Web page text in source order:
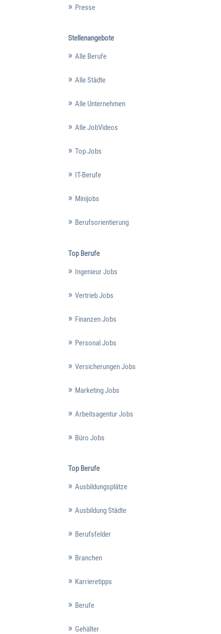
Presse
Stellenangebote
Alle Berufe
Alle Städte
Alle Unternehmen
Alle JobVideos
Top Jobs
IT-Berufe
Minijobs
Berufsorientierung
Top Berufe
Ingenieur Jobs
Vertrieb Jobs
Finanzen Jobs
Personal Jobs
Versicherungen Jobs
Marketing Jobs
Arbeitsagentur Jobs
Büro Jobs
Top Berufe
Ausbildungsplätze
Ausbildung Städte
Berufsfelder
Branchen
Karrieretipps
Berufe
Gehälter